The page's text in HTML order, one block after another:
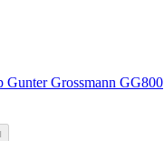
Gunter Grossmann GG800